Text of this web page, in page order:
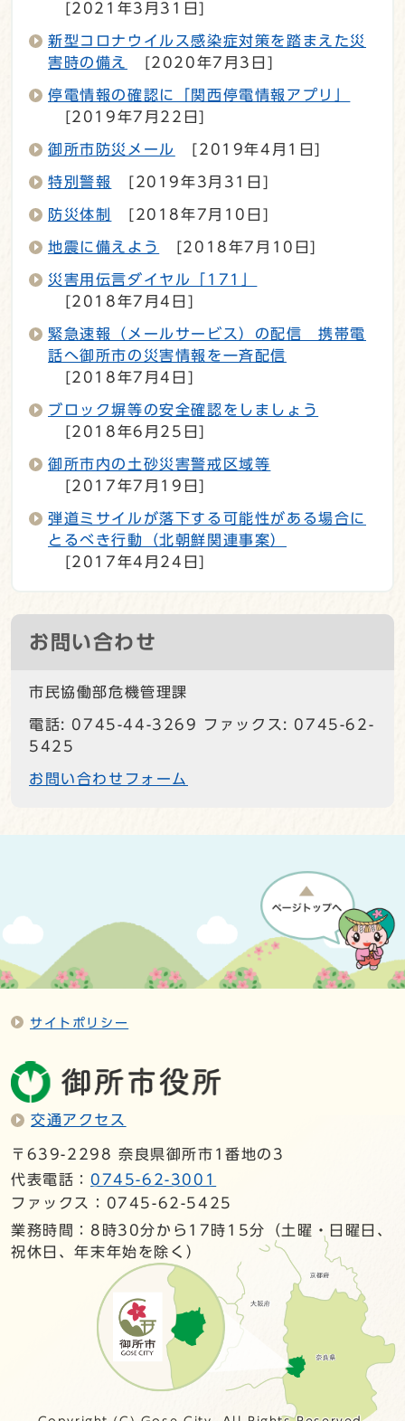
[2021年3月31日]
新型コロナウイルス感染症対策を踏まえた災
害時の備え
[2020年7月3日]
停電情報の確認に「関西停電情報アプリ」
[2019年7月22日]
御所市防災メール [2019年4月1日]
特別警報 [2019年3月31日]
防災体制 [2018年7月10日]
地震に備えよう [2018年7月10日]
災害用伝言ダイヤル「171」
[2018年7月4日]
緊急速報（メールサービス）の配信 携帯電
話へ御所市の災害情報を一斉配信
[2018年7月4日]
ブロック塀等の安全確認をしましょう
[2018年6月25日]
御所市内の土砂災害警戒区域等
[2017年7月19日]
弾道ミサイルが落下する可能性がある場合に
とるべき行動（北朝鮮関連事案）
[2017年4月24日]
お問い合わせ
市民協働部危機管理課
電話: 0745-44-3269 ファックス: 0745-62-
5425
お問い合わせフォーム
サイトポリシー
交通アクセス
〒639-2298 奈良県御所市1番地の3
代表電話： 0745-62-3001
ファックス：0745-62-5425
業務時間：8時30分から17時15分（土曜・日曜日、
祝休日、年末年始を除く）